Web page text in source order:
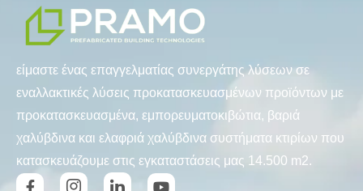
είμαστε ένας επαγγελματίας συνεργάτης λύσεων σε
εναλλακτικές λύσεις προκατασκευασμένων προϊόντων με
προκατασκευασμένα, εμπορευματοκιβώτια, βαριά
χαλύβδινα και ελαφριά χαλύβδινα συστήματα κτιρίων που
κατασκευάζουμε στις εγκαταστάσεις μας 14.500 m2.